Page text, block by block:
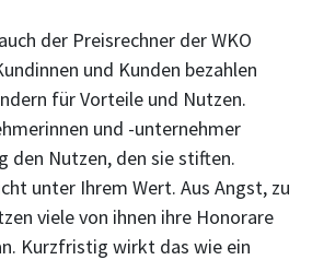
der Preisrechner der WKO
und Kunden bezahlen
für Vorteile und Nutzen.
und -unternehmer
den Nutzen, den sie stiften.
unter Ihrem Wert. Aus Angst, zu
viele von ihnen ihre Honorare
Kurzfristig wirkt das wie ein